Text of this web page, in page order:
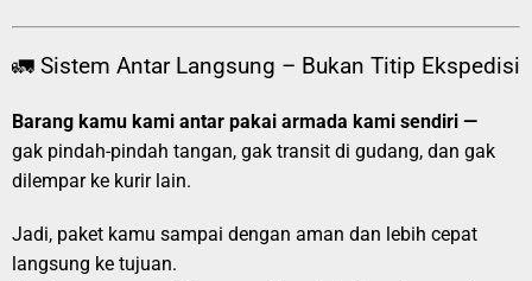
🚛 Sistem Antar Langsung – Bukan Titip Ekspedisi
Barang kamu kami antar pakai armada kami sendiri —
gak pindah-pindah tangan, gak transit di gudang, dan gak
dilempar ke kurir lain.
Jadi, paket kamu sampai dengan aman dan lebih cepat
langsung ke tujuan.